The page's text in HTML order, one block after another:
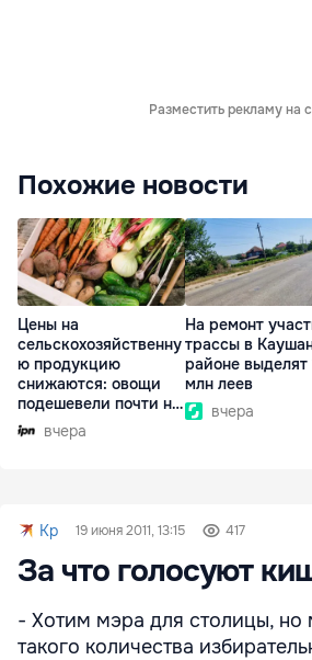
Разместить рекламу на
Похожие новости
Цены на
сельскохозяйственну
ю продукцию
снижаются: овощи
подешевели почти на
30%вчера
На ремонт
трассы в
районе выделят
млн леев
вчера
Kp 19 июня 2011, 13:15 417
За что голосуют
- Хотим мэра для столицы, но
такого количества